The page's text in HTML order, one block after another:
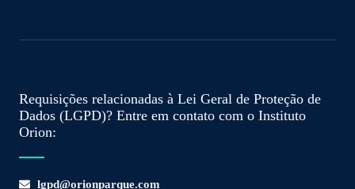
Requisições relacionadas à Lei Geral de Proteção de
Dados (LGPD)? Entre em contato com o Instituto
Orion:
lgpd@orionparque.com